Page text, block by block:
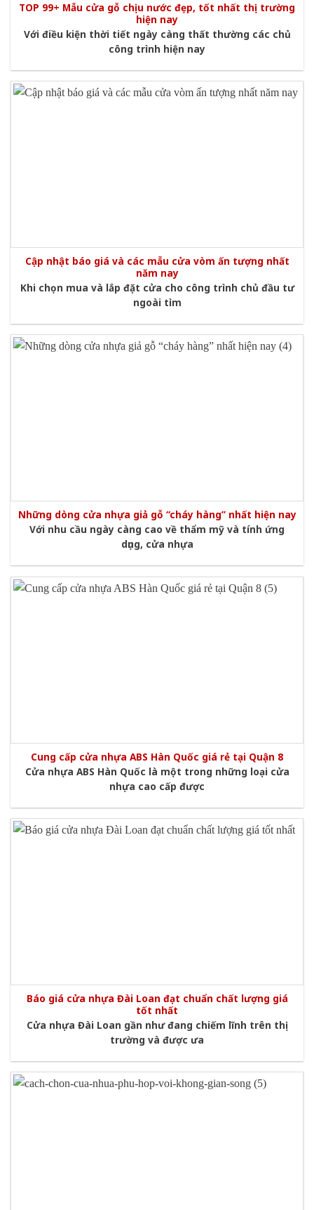
TOP 99+ Mẫu cửa gỗ chịu nước đẹp, tốt nhất thị trường
hiện nay
Với điều kiện thời tiết ngày càng thất thường các chủ
công trình hiện nay
Cập nhật báo giá và các mẫu cửa vòm ấn tượng nhất
năm nay
Khi chọn mua và lắp đặt cửa cho công trình chủ đầu tư
ngoài tìm
Những dòng cửa nhựa giả gỗ “cháy hàng” nhất hiện nay
Với nhu cầu ngày càng cao về thẩm mỹ và tính ứng
dụng, cửa nhựa
Cung cấp cửa nhựa ABS Hàn Quốc giá rẻ tại Quận 8
Cửa nhựa ABS Hàn Quốc là một trong những loại cửa
nhựa cao cấp được
Báo giá cửa nhựa Đài Loan đạt chuẩn chất lượng giá
tốt nhất
Cửa nhựa Đài Loan gần như đang chiếm lĩnh trên thị
trường và được ưa